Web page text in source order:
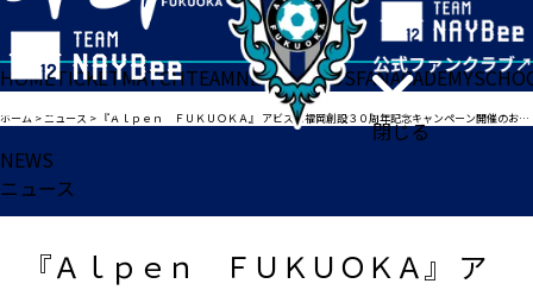
閉じる
HOMETICKETMATCHTEAMNEWSGOODSFANACADEMY
ホーム >ニュース > 『Ａｌｐｅｎ ＦＵＫＵＯＫＡ』 アビスパ福岡創設３０周年記念キャンペーン開催のお知らせ
NEWS
ニュース
『Ａｌｐｅｎ ＦＵＫＵＯＫＡ』 ア